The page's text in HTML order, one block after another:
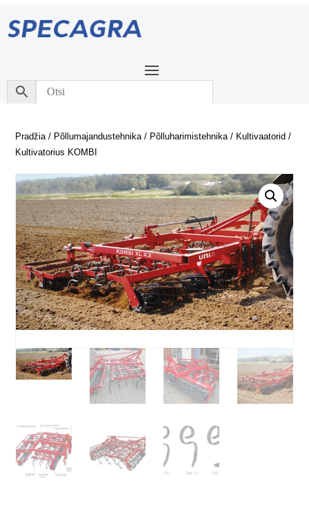
Pradžia/ Põllumajandustehnika/ Põlluharimistehnika/ Kultivaatorid /
Kultivatorius KOMBI